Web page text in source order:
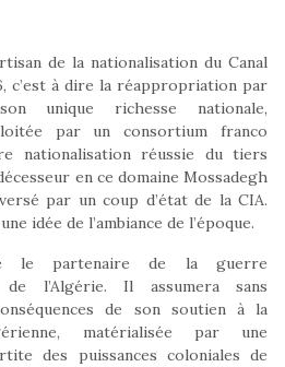
de la nationalisation du Canal
c’est à dire la réappropriation par
unique richesse nationale,
par un consortium franco
nationalisation réussie du tiers
en ce domaine Mossadegh
par un coup d’état de la CIA.
idée de l’ambiance de l’époque.
le partenaire de la guerre
de l’Algérie. Il assumera sans
de son soutien à la
matérialisée par une
des puissances coloniales de